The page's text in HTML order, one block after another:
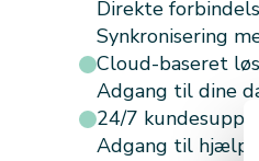
Direkte
Synkronisering
Cloud-baseret
Adgang til dine
24/7 kundesupport
Adgang til hjælp